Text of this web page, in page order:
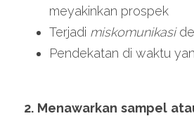
meyakinkan prospek
Terjadi miskomunikasi
Pendekatan di waktu
2. Menawarkan sampel